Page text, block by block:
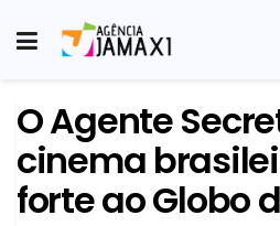
O Agente
cinema
forte ao Globo